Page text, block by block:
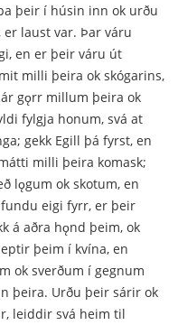
þeir í húsin inn ok urðu
laust var. Þar váru
en er þeir váru út
milli þeira ok skógarins,
gǫrr millum þeira ok
fylgja honum, svá at
gekk Egill þá fyrst, en
milli þeira komask;
lǫgum ok skotum, en
eigi fyrr, er þeir
á aðra hǫnd þeim, ok
þeim í kvína, en
ok sverðum í gegnum
þeira. Urðu þeir sárir ok
leiddir svá heim til